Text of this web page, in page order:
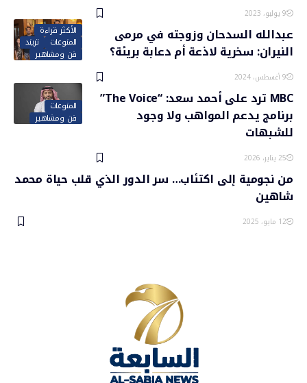
9 يوليو، 2023
الأكثر قراءة
المنوعات
تريند
فن ومشاهير
عبدالله السدحان وزوجته في مرمى
النيران: سخرية لاذعة أم دعابة بريئة؟
9 أغسطس، 2024
المنوعات
فن ومشاهير
MBC ترد على أحمد سعد: “The Voice”
برنامج يدعم المواهب ولا وجود
للشبهات
25 يناير، 2026
من نجومية إلى اكتئاب… سر الدور الذي قلب حياة محمد
شاهين
12 مايو، 2025